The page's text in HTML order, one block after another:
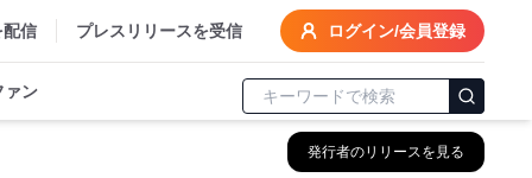
配信 プレスリリースを受信 ログイン/会員登録
ァン
発行者のリリースを見る